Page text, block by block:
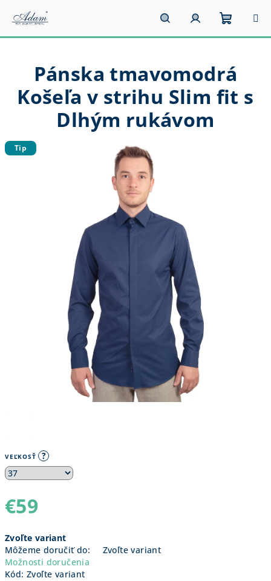
obsah
HľadaťPrihlásenie
košík
VEĽKOSŤ ?
€59
cena:
Zvoľte variant
Môžeme doručiť do:
Zvoľte variant
Možnosti doručenia
Kód: Zvoľte variant
Pánska tmavomodrá
Košeľa v strihu Slim fit s
Dlhým rukávom
Tip